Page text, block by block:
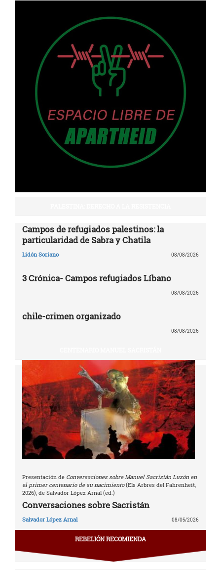
Campos de refugiados palestinos: la
particularidad de Sabra y Chatila
Lidón Soriano 08/08/2026
3 Crónica- Campos refugiados Líbano
08/08/2026
chile-crimen organizado
08/08/2026
Presentación de Conversaciones sobre Manuel Sacristán Luzón en
el primer centenario de su nacimiento(Els Arbres del Fahrenheit,
2026), de Salvador López Arnal (ed.)
Conversaciones sobre Sacristán
Salvador López Arnal 08/05/2026
REBELIÓN RECOMIENDA